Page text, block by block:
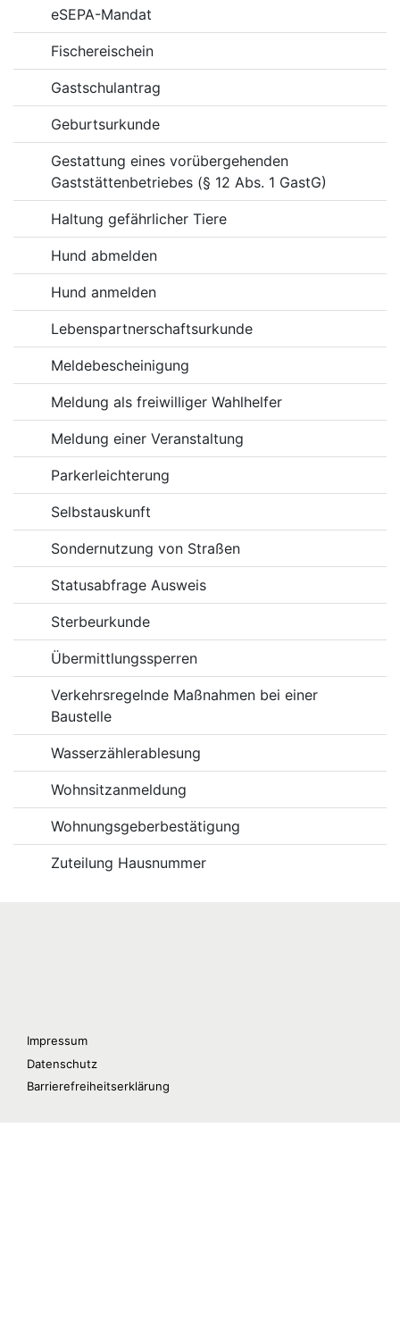
eSEPA-Mandat
Fischereischein
Gastschulantrag
Geburtsurkunde
Gestattung eines vorübergehenden
Gaststättenbetriebes (§ 12 Abs. 1 GastG)
Haltung gefährlicher Tiere
Hund abmelden
Hund anmelden
Lebenspartnerschaftsurkunde
Meldebescheinigung
Meldung als freiwilliger Wahlhelfer
Meldung einer Veranstaltung
Parkerleichterung
Selbstauskunft
Sondernutzung von Straßen
Statusabfrage Ausweis
Sterbeurkunde
Übermittlungssperren
Verkehrsregelnde Maßnahmen bei einer
Baustelle
Wasserzählerablesung
Wohnsitzanmeldung
Wohnungsgeberbestätigung
Zuteilung Hausnummer
Impressum
Datenschutz
Barrierefreiheitserklärung